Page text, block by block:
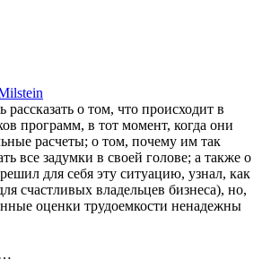
рассказать о том, что происходит в
программ, в тот момент, когда они
расчеты; о том, почему им так
все задумки в своей голове; а также о
для себя эту ситуацию, узнал, как
счастливых владельцев бизнеса), но,
оценки трудоемкости ненадежны